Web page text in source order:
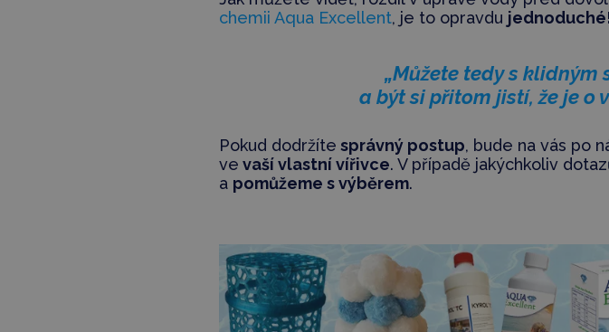
chemii Aqua Excellent, je to opravdu
„Můžete tedy s
a být si přitom jistí, že je o
Pokud dodržíte správný postup, bude na vás po
ve vaší vlastní vířivce. V případě jakýchkoliv
a pomůžeme s výběrem.